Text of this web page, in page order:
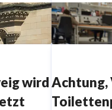
wirdAchtung,